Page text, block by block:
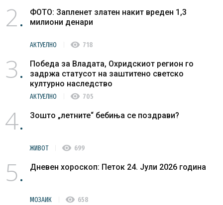
2
ФОТО: Запленет златен накит вреден 1,3
милиони денари
АКТУЕЛНО visibility 718
3
Победа за Владата, Охридскиот регион го
задржа статусот на заштитено светско
културно наследство
АКТУЕЛНО visibility 705
4 Зошто „летните“ бебиња се поздрави?
ЖИВОТ visibility 699
5 Дневен хороскоп: Петок 24. Јули 2026 година
МОЗАИК visibility 658